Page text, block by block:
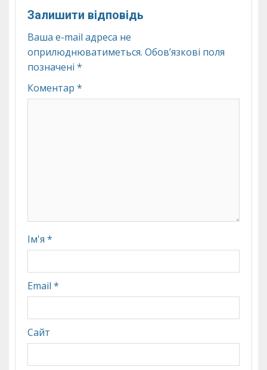
Залишити відповідь
Ваша e-mail адреса не
оприлюднюватиметься. Обов’язкові поля
позначені *
Коментар *
Ім'я *
Email *
Сайт